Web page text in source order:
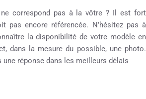
ne correspond pas à la vôtre ? Il est fort
pas encore référencée. N’hésitez pas à
la disponibilité de votre modèle en
dans la mesure du possible, une photo.
réponse dans les meilleurs délais